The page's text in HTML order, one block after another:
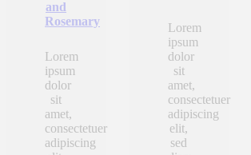
and
Rosemary
Lorem
ipsum
dolor
sit
amet,
consectetuer
adipiscing
Lorem
ipsum
dolor
sit
amet,
consectetuer
adipiscing
elit,
sed